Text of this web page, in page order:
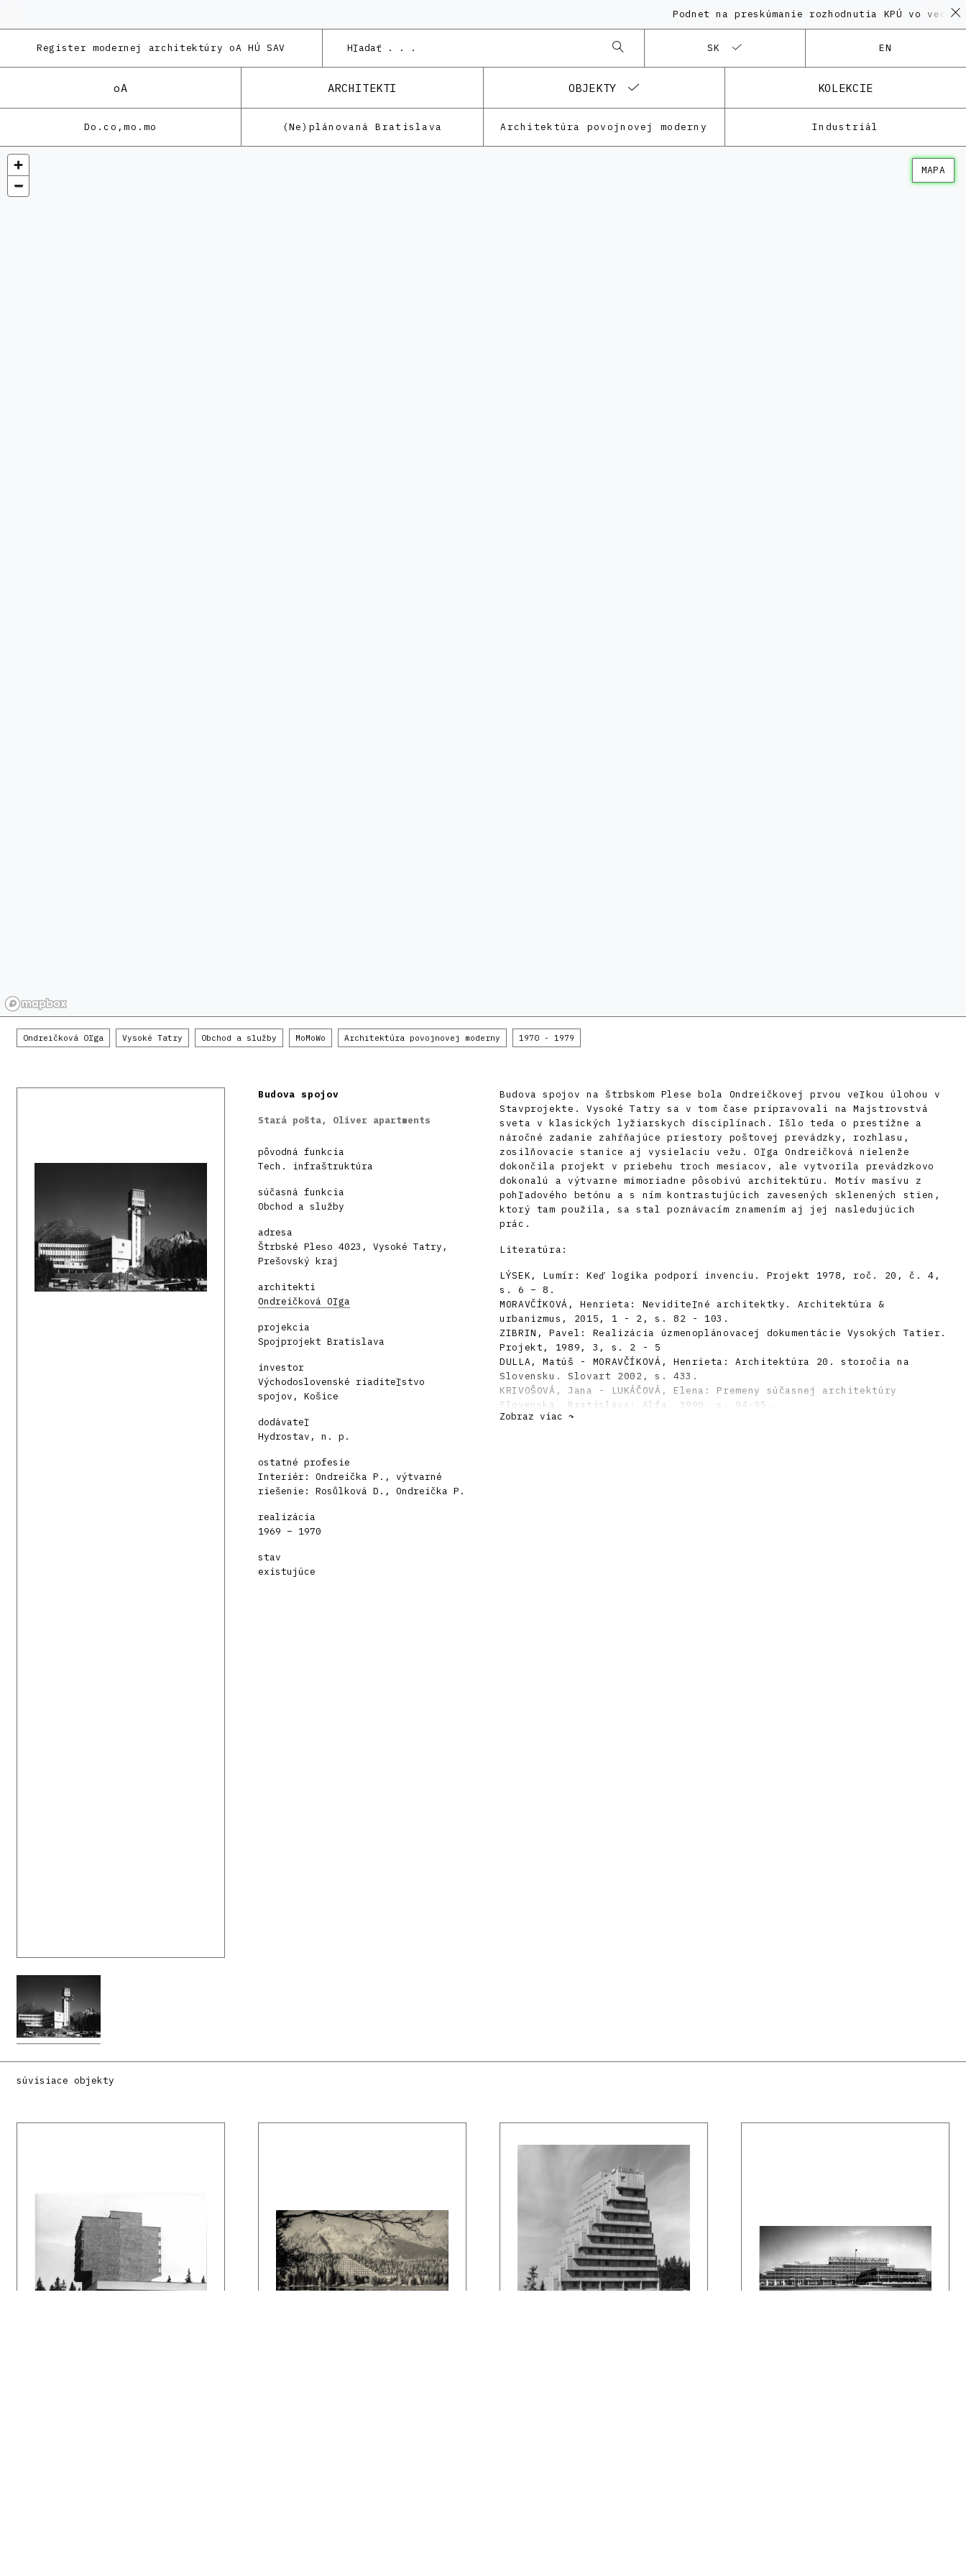
Podnet na preskúmanie rozhodnutia KPÚ vo veci
Register modernej architektúry oA HÚ SAV SK EN
oA ARCHITEKTI OBJEKTY KOLEKCIE
Do.co,mo.mo (Ne)plánovaná Bratislava Architektúra povojnovej moderny Industriál
MAPA
Ondreičková Oľga Vysoké Tatry Obchod a služby MoMoWo Architektúra povojnovej moderny 1970 - 1979
Budova spojov
Stará pošta, Oliver apartments
pôvodná funkcia
Tech. infraštruktúra
súčasná funkcia
Obchod a služby
adresa
Štrbské Pleso 4023, Vysoké Tatry,
Prešovský kraj
architekti
Ondreičková Oľga
projekcia
Spojprojekt Bratislava
investor
Východoslovenské riaditeľstvo
spojov, Košice
dodávateľ
Hydrostav, n. p.
ostatné profesie
Interiér: Ondreička P., výtvarné
riešenie: Rosůlková D., Ondreička P.
realizácia
1969 – 1970
stav
existujúce
Budova spojov na štrbskom Plese bola Ondreičkovej prvou veľkou úlohou v
Stavprojekte. Vysoké Tatry sa v tom čase pripravovali na Majstrovstvá
sveta v klasických lyžiarskych disciplínach. Išlo teda o prestížne a
náročné zadanie zahŕňajúce priestory poštovej prevádzky, rozhlasu,
zosilňovacie stanice aj vysielaciu vežu. Oľga Ondreičková nielenže
dokončila projekt v priebehu troch mesiacov, ale vytvorila prevádzkovo
dokonalú a výtvarne mimoriadne pôsobivú architektúru. Motív masívu z
pohľadového betónu a s ním kontrastujúcich zavesených sklenených stien,
ktorý tam použila, sa stal poznávacím znamením aj jej nasledujúcich
prác.
Literatúra:
LÝSEK, Lumír: Keď logika podporí invenciu. Projekt 1978, roč. 20, č. 4,
s. 6 – 8.
MORAVČÍKOVÁ, Henrieta: Neviditeľné architektky. Architektúra &
urbanizmus, 2015, 1 - 2, s. 82 - 103.
ZIBRIN, Pavel: Realizácia úzmenoplánovacej dokumentácie Vysokých Tatier.
Projekt, 1989, 3, s. 2 - 5
DULLA, Matúš - MORAVČÍKOVÁ, Henrieta: Architektúra 20. storočia na
Slovensku. Slovart 2002, s. 433.
KRIVOŠOVÁ, Jana - LUKÁČOVÁ, Elena: Premeny súčasnej architektúry
Slovenska. Bratislava: Alfa, 1990, s. 94-95.,
HRUŠKA, Emanuel: Výstavba Štrbského plesa - dejište FIS. Architektura
Zobraz viac ↷
súvisiace objekty